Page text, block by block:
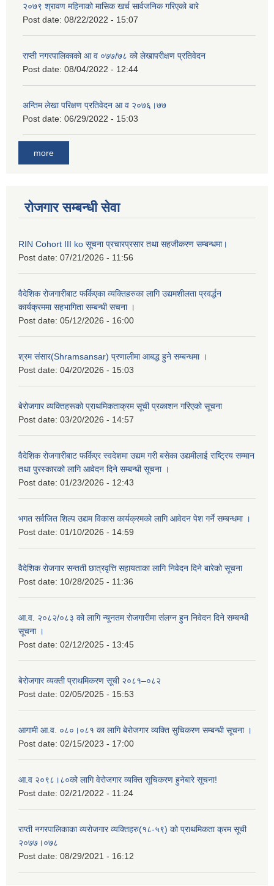
२०७९ श्रावण महिनाको मासिक खर्च सार्वजनिक गरिएको बारे
Post date: 08/22/2022 - 15:07
राप्ती नगरपालिकाको आ व ०७७/७८ को लेखापरीक्षण प्रतिवेदन
Post date: 08/04/2022 - 12:44
अन्तिम लेखा परिक्षण प्रतिवेदन आ व २०७६।७७
Post date: 06/29/2022 - 15:03
more
रोजगार सम्बन्धी सेवा
RIN Cohort III ko सूचना प्रचारप्रसार तथा सहजीकरण सम्बन्धमा।
Post date: 07/21/2026 - 11:56
वैदेशिक रोजगारीबाट फर्किएका व्यक्तिहरुका लागि उद्यमशीलता प्रवर्द्धन
कार्यक्रममा सहभागिता सम्बन्धी सचना ।
Post date: 05/12/2026 - 16:00
श्रम संसार(Shramsansar) प्रणालीमा आबद्ध हुने सम्बन्धमा ।
Post date: 04/20/2026 - 15:03
बेरोजगार व्यक्तिहरूको प्राथमिकताक्रम सूची प्रकाशन गरिएको सूचना
Post date: 03/20/2026 - 14:57
वैदेशिक रोजगारीबाट फर्किएर स्वदेशमा उद्यम गरी बसेका उद्यमीलाई राष्ट्रिय सम्मान
तथा पुरस्कारको लागि आवेदन दिने सम्बन्धी सूचना ।
Post date: 01/23/2026 - 12:43
भगत सर्वजित शिल्प उद्यम विकास कार्यक्रमको लागि आवेदन पेश गर्ने सम्बन्धमा ।
Post date: 01/10/2026 - 14:59
वैदेशिक रोजगार सन्तती छात्रवृत्ति सहायताका लागि निवेदन दिने बारेको सूचना
Post date: 10/28/2025 - 11:36
आ.व. २०८२/०८३ को लागि न्यूनतम रोजगारीमा संलग्न हुन निवेदन दिने सम्बन्धी
सूचना ।
Post date: 02/12/2025 - 13:45
बेरोजगार व्यक्ती प्राथमिकरण सूची २०८१–०८२
Post date: 02/05/2025 - 15:53
आगामी आ.व. ०८०।०८१ का लागि बेरोजगार व्यक्ति सुचिकरण सम्बन्धी सूचना ।
Post date: 02/15/2023 - 17:00
आ.व २०९८।८०को लागि वेरोजगार व्यक्ति सूचिकरण हुनेबारे सूचना!
Post date: 02/21/2022 - 11:24
राप्ती नगरपालिकाका व्यरोजगार व्यक्तिहरु(१८-५९) को प्राथमिकता क्रम सूची
२०७७।०७८
Post date: 08/29/2021 - 16:12